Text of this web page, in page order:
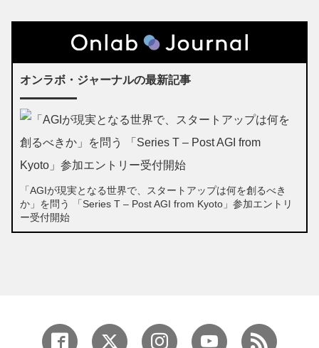
オンラボ・ジャーナルの最新記事
「AGIが現実となる世界で、スタートアップは何を創るべき
か」を問う 「Series T – Post AGI from Kyoto」参加エントリ
ー受付開始